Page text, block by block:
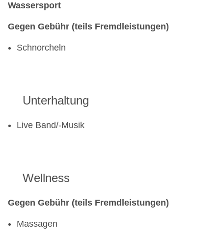
Wassersport
Gegen Gebühr (teils Fremdleistungen)
Schnorcheln
Unterhaltung
Live Band/-Musik
Wellness
Gegen Gebühr (teils Fremdleistungen)
Massagen